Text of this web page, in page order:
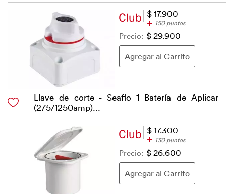
$ 17.900
+ 150 puntos
Precio: $ 29.900
Llave de corte - Seaflo 1 Batería de Aplicar
(275/1250amp)...
$ 17.300
+ 130 puntos
Precio: $ 26.600